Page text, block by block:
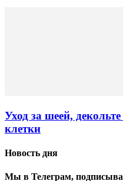
Уход за шеей,
клетки
Новость дня
Мы в Телеграм,